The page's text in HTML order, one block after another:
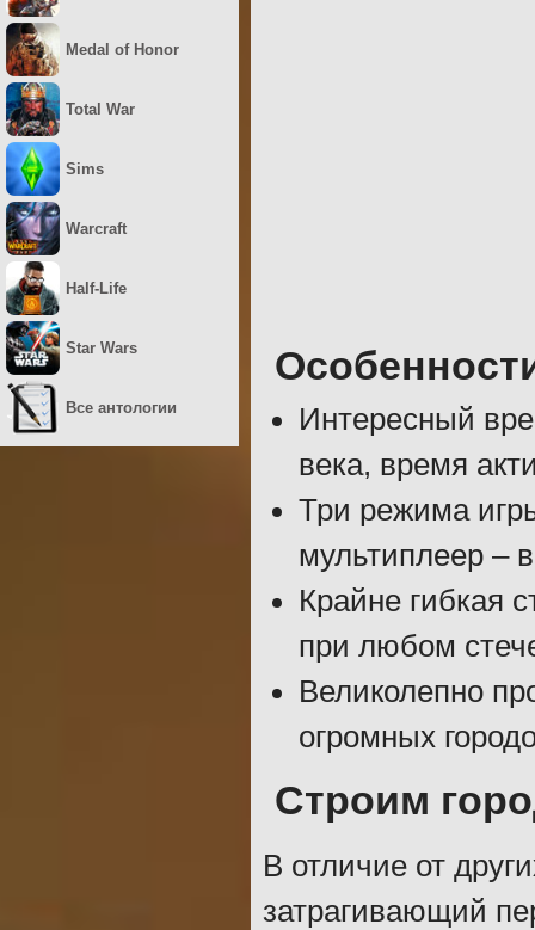
Интересный
века, время
Три режима
мультиплеер –
Крайне гибкая
при любом
Великолепно
огромных
Строим
В отличие от
затрагивающий
Medal of Honor
Total War
Sims
Warcraft
Half-Life
Star Wars
Все антологии